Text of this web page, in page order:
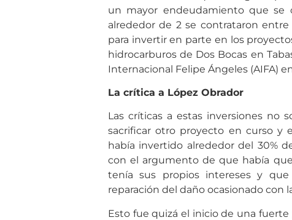
un mayor endeudamiento que se
alrededor de 2 se contrataron
para invertir en parte en los
hidrocarburos de Dos Bocas en
Internacional Felipe Ángeles (AIFA)
La crítica a López Obrador
Las críticas a estas inversiones no
sacrificar otro proyecto en curso y
había invertido alrededor del 30%
con el argumento de que había
tenía sus propios intereses y
reparación del daño ocasionado con
Esto fue quizá el inicio de una